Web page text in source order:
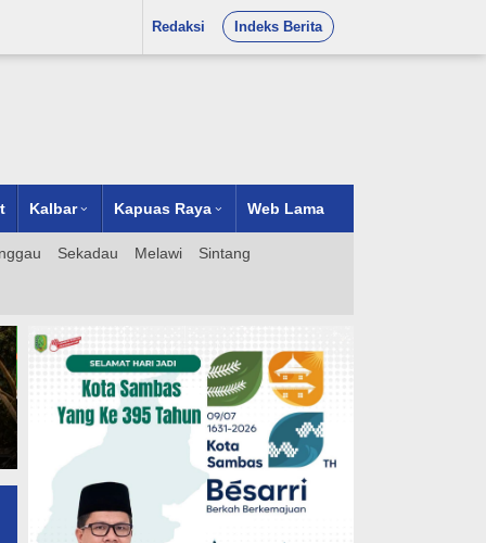
Redaksi Indeks Berita
Kalbar Kapuas Raya Web Lama
Sekadau Melawi Sintang